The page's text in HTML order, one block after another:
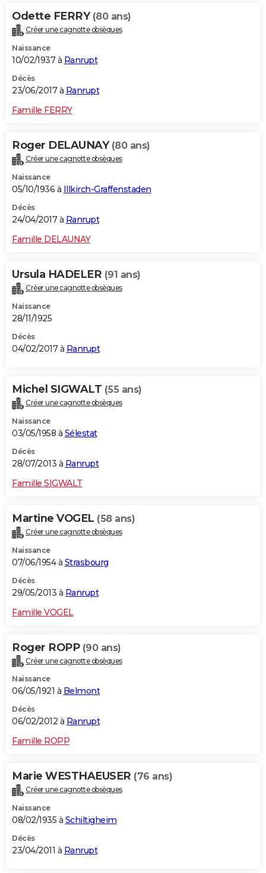
Odette FERRY (80 ans)
Créer une cagnotte obsèques
Naissance
10/02/1937 à Ranrupt
Décès
23/06/2017 à Ranrupt
Famille FERRY
Roger DELAUNAY (80 ans)
Créer une cagnotte obsèques
Naissance
05/10/1936 à Illkirch-Graffenstaden
Décès
24/04/2017 à Ranrupt
Famille DELAUNAY
Ursula HADELER (91 ans)
Créer une cagnotte obsèques
Naissance
28/11/1925
Décès
04/02/2017 à Ranrupt
Michel SIGWALT (55 ans)
Créer une cagnotte obsèques
Naissance
03/05/1958 à Sélestat
Décès
28/07/2013 à Ranrupt
Famille SIGWALT
Martine VOGEL (58 ans)
Créer une cagnotte obsèques
Naissance
07/06/1954 à Strasbourg
Décès
29/05/2013 à Ranrupt
Famille VOGEL
Roger ROPP (90 ans)
Créer une cagnotte obsèques
Naissance
06/05/1921 à Belmont
Décès
06/02/2012 à Ranrupt
Famille ROPP
Marie WESTHAEUSER (76 ans)
Créer une cagnotte obsèques
Naissance
08/02/1935 à Schiltigheim
Décès
23/04/2011 à Ranrupt